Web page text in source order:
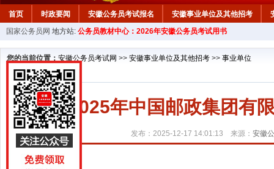
首页 时政要闻 安徽公务员考试报名 安徽事业单位及其他招考
安徽公务员行测试题 在线咨询 教材中心
国家公务员网 地方站: 公务员教材中心：2026年安徽公务员考试用书
您的当前位置： 安徽公务员考试网 >> 安徽事业单位及其他招考 >> 事业单位
2025年中国邮政集团有
发布：2025-12-17 14:01:13 来源： 安徽